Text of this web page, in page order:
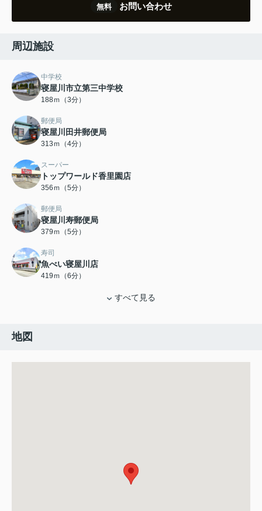
無料 お問い合わせ
周辺施設
中学校
寝屋川市立第三中学校
188ｍ（3分）
郵便局
寝屋川田井郵便局
313ｍ（4分）
スーパー
トップワールド香里園店
356ｍ（5分）
郵便局
寝屋川寿郵便局
379ｍ（5分）
寿司
魚べい寝屋川店
419ｍ（6分）
すべて見る
地図